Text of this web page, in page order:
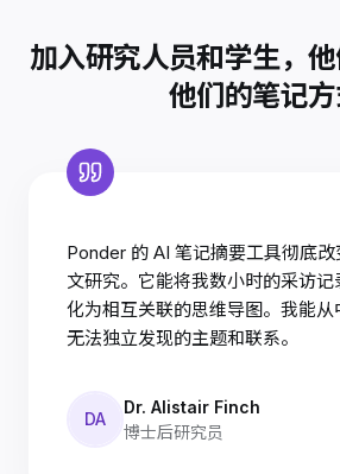
加入研究人员和学生，
他们的笔记
Ponder 的 AI 笔记摘要工具彻底
文研究。它能将我数小时的采访
化为相互关联的思维导图。我能
无法独立发现的主题和联系。
DA
Dr. Alistair Finch
博士后研究员